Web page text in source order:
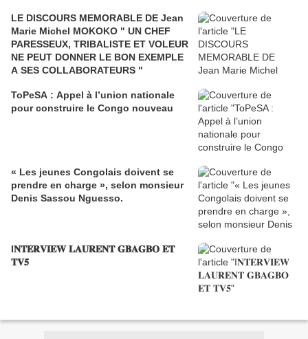
LE DISCOURS MEMORABLE DE Jean
Marie Michel MOKOKO " UN CHEF
PARESSEUX, TRIBALISTE ET VOLEUR
NE PEUT DONNER LE BON EXEMPLE
A SES COLLABORATEURS "
ToPeSA : Appel à l’union nationale
pour construire le Congo nouveau
« Les jeunes Congolais doivent se
prendre en charge », selon monsieur
Denis Sassou Nguesso.
I𝐍𝐓𝐄𝐑𝐕𝐈𝐄𝐖 𝐋𝐀𝐔𝐑𝐄𝐍𝐓 𝐆𝐁𝐀𝐆𝐁𝐎 𝐄𝐓
𝐓𝐕𝟓